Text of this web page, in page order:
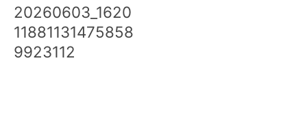
20260603_1620
11881131475858
9923112